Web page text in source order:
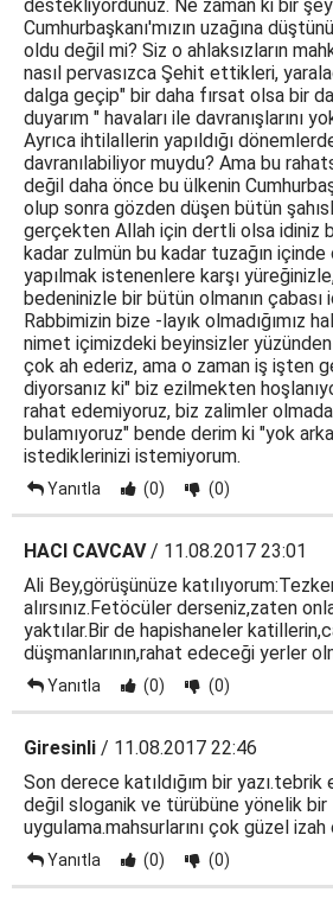
destekliyordunuz. Ne zaman ki bir
Cumhurbaşkanı'mızın uzağına
oldu değil mi? Siz o ahlaksızların
nasıl pervasızca Şehit ettikleri,
dalga geçip" bir daha fırsat olsa bir
duyarım " havaları ile davranışlarını
Ayrıca ihtilallerin yapıldığı
davranılabiliyor muydu? Ama bu
değil daha önce bu ülkenin
olup sonra gözden düşen bütün
gerçekten Allah için dertli olsa idiniz
kadar zulmün bu kadar tuzağın
yapılmak istenenlere karşı
bedeninizle bir bütün olmanın çabası
Rabbimizin bize -layık olmadığımız
nimet içimizdeki beyinsizler
çok ah ederiz, ama o zaman iş işten
diyorsanız ki" biz ezilmekten
rahat edemiyoruz, biz zalimler
bulamıyoruz" bende derim ki "yok
istediklerinizi istemiyorum.
Yanıtla (0) (0)
HACI CAVCAV/ 11.08.2017 23:01
Ali Bey,görüşünüze
alırsınız.Fetöcüler derseniz,zaten
yaktılar.Bir de hapishaneler
düşmanlarının,rahat edeceği yerler
Yanıtla (0) (0)
Giresinli / 11.08.2017 22:46
Son derece katıldığım bir
değil sloganik ve türübüne yönelik bir
uygulama.mahsurlarını çok güzel
Yanıtla (0) (0)